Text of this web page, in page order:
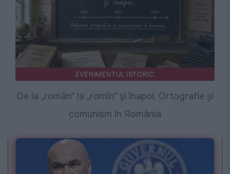
EVENIMENTUL ISTORIC
De la „român” la „romîn” și înapoi. Ortografie și
comunism în România